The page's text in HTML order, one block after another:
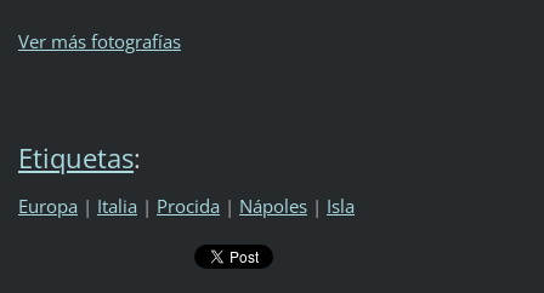
Ver más fotografías
Etiquetas:
Europa | Italia | Procida | Nápoles | Isla